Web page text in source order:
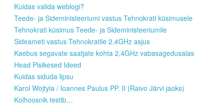
Kuidas valida weblogi?
Teede- ja Sideministeeriumi vastus Tehnokrati küsimusele
Tehnokrati küsimus Teede- ja Sideministeeriumile
Sideameti vastus Tehnokratile 2,4GHz asjus
Kaebus segavate saatjate kohta 2,4GHz vabasagedusalas
Head Pisikesed Ideed
Kuidas siduda lipsu
Karol Wojtyla / Ioannes Paulus PP. II (Raivo Järvi jaoks)
Kolhoosnik testib…